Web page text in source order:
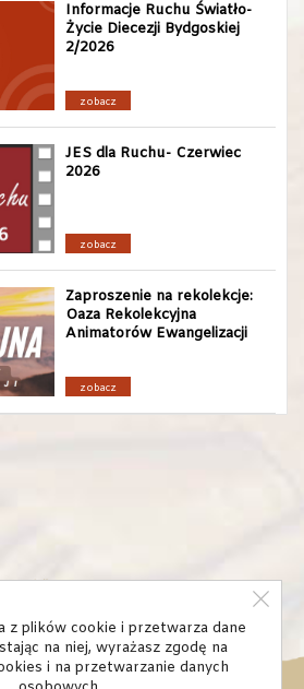
z plików cookie i przetwarza dane
na niej, wyrażasz zgodę na
i na przetwarzanie danych
Informacje Ruchu Światło-
Życie Diecezji Bydgoskiej
2/2026
zobacz
JES dla Ruchu- Czerwiec
2026
zobacz
Zaproszenie na rekolekcje:
Oaza Rekolekcyjna
Animatorów Ewangelizacji
zobacz